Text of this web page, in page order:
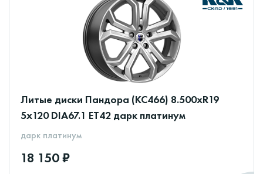
Литые диски Пандора (КС466) 8.500xR19
5x120 DIA67.1 ET42 дарк платинум
дарк платинум
18 150 ₽